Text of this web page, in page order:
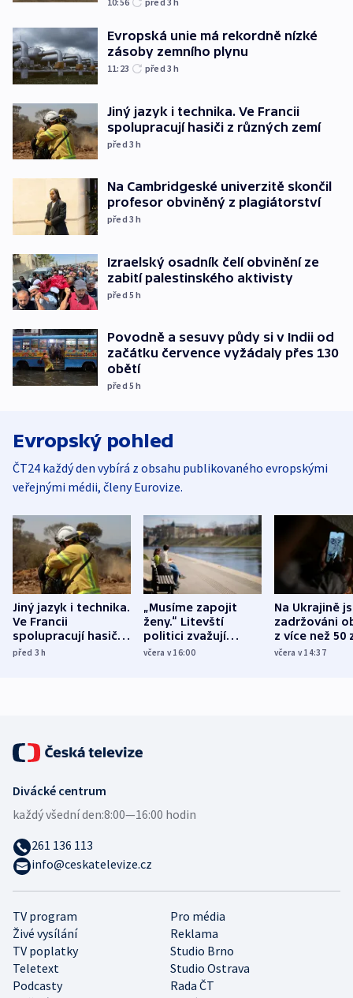
Evropská unie má rekordně nízké
zásoby zemního plynu
11:23 před 3h
Jiný jazyk i technika. Ve Francii
spolupracují hasiči z různých zemí
před 3h
Na Cambridgeské univerzitě skončil
profesor obviněný z plagiátorství
před 3h
Izraelský osadník čelí obvinění ze
zabití palestinského aktivisty
před 5h
Povodně a sesuvy půdy si v Indii od
začátku července vyžádaly přes 130
obětí
před 5h
Evropský pohled
ČT24 každý den vybírá z obsahu publikovaného evropskými
veřejnými médii, členy Eurovize.
Jiný jazyk i technika.
Ve Francii
spolupracují hasiči z
různých zemí
před 3h
„Musíme zapojit
ženy.“ Litevští
politici zvažují
dohodu o
včera v 16:00
Na Ukrajině
zadržováni
z více než 50
Bojovali na
včera v 14:37
TV program
Pro média
Živé vysílání
Reklama
TV poplatky
Studio Brno
Teletext
Studio Ostrava
Podcasty
Rada ČT
Divácké centrum
každý všední den:8:00—16:00 hodin
261 136 113
info@ceskatelevize.cz